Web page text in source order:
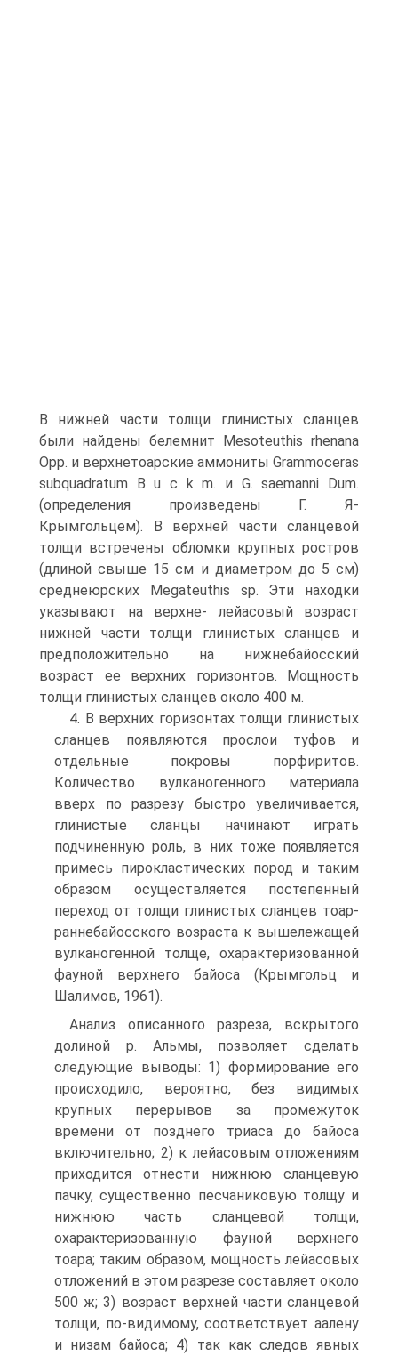
В нижней части толщи глинистых сланцев
были найдены белемнит Mesoteuthis rhenana
Opp. и верхнетоарские аммониты Grammoceras
subquadratum В u с k m. и G. saemanni Dum.
(определения произведены Г. Я-
Крымгольцем). В верхней части сланцевой
толщи встречены обломки крупных ростров
(длиной свыше 15 см и диаметром до 5 см)
среднеюрских Megateuthis sp. Эти находки
указывают на верхне- лейасовый возраст
нижней части толщи глинистых сланцев и
предположительно на нижнебайосский
возраст ее верхних горизонтов. Мощность
толщи глинистых сланцев около 400 м.
4. В верхних горизонтах толщи глинистых
сланцев появляются прослои туфов и
отдельные покровы порфиритов.
Количество вулканогенного материала
вверх по раз­резу быстро увеличивается,
глинистые сланцы начинают играть
подчиненную роль, в них тоже появляется
примесь пирокластических пород и таким
образом осуществ­ляется постепенный
переход от толщи глинистых сланцев тоар-
раннебайосского воз­раста к вышележащей
вулканогенной толще, охарактеризованной
фауной верхнего байоса (Крымгольц и
Шалимов, 1961).
Анализ описанного разреза, вскрытого
долиной р. Альмы, позво­ляет сделать
следующие выводы: 1) формирование его
происходило, вероятно, без видимых
крупных перерывов за промежуток
времени от позднего триаса до байоса
включительно; 2) к лейасовым отложениям
приходится отнести нижнюю сланцевую
пачку, существенно песчанико­вую толщу и
нижнюю часть сланцевой толщи,
охарактеризованную фауной верхнего
тоара; таким образом, мощность лейасовых
отложе­ний в этом разрезе составляет около
500 ж; 3) возраст верхней части сланцевой
толщи, по-видимому, соответствует аалену
и низам байоса; 4) так как следов явных